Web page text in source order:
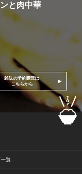
と肉中華
雑誌の予約購読は
こちらから
一覧